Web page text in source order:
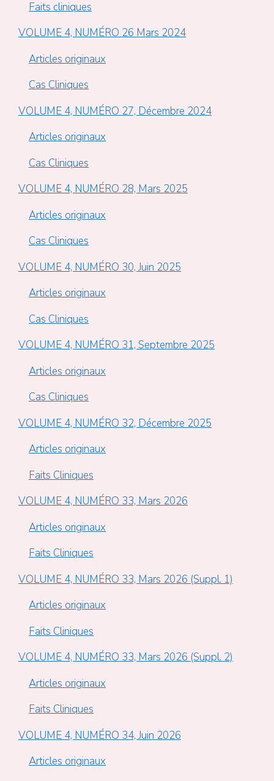
Faits cliniques
VOLUME 4, NUMÉRO 26 Mars 2024
Articles originaux
Cas Cliniques
VOLUME 4, NUMÉRO 27, Décembre 2024
Articles originaux
Cas Cliniques
VOLUME 4, NUMÉRO 28, Mars 2025
Articles originaux
Cas Cliniques
VOLUME 4, NUMÉRO 30, Juin 2025
Articles originaux
Cas Cliniques
VOLUME 4, NUMÉRO 31, Septembre 2025
Articles originaux
Cas Cliniques
VOLUME 4, NUMÉRO 32, Décembre 2025
Articles originaux
Faits Cliniques
VOLUME 4, NUMÉRO 33, Mars 2026
Articles originaux
Faits Cliniques
VOLUME 4, NUMÉRO 33, Mars 2026 (Suppl. 1)
Articles originaux
Faits Cliniques
VOLUME 4, NUMÉRO 33, Mars 2026 (Suppl. 2)
Articles originaux
Faits Cliniques
VOLUME 4, NUMÉRO 34, Juin 2026
Articles originaux